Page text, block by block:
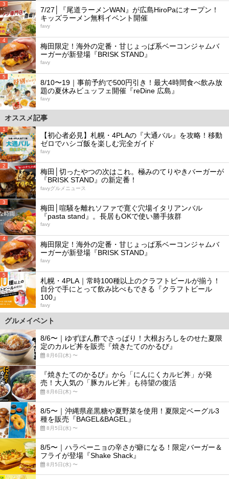
3
7/27│『尾道ラーメンWAN』が広島HiroPaにオープン！
キッズラーメン無料イベント開催
favy
4
梅田限定！海外の定番・甘じょっぱ系ベーコンジャムバ
ーガーが新登場『BRISK STAND』
favy
5
8/10〜19｜事前予約で500円引き！最大4時間食べ飲み放
題の夏休みビュッフェ開催『reDine 広島』
favy
オススメ記事
1
【初心者必見】札幌・4PLAの『大通バル』を攻略！移動
ゼロでハシゴ飯を楽しむ完全ガイド
favy
2
梅田│切ったやつの次はこれ。極みのてりやきバーガーが
『BRISK STAND』の新定番！
favyグルメニュース
3
梅田│喧騒を離れソファで寛ぐ穴場イタリアンバル
『pasta stand』。長居もOKで使い勝手抜群
favy
4
梅田限定！海外の定番・甘じょっぱ系ベーコンジャムバ
ーガーが新登場『BRISK STAND』
favy
5
札幌・4PLA｜常時100種以上のクラフトビールが揃う！
自分で手にとって飲み比べもできる『クラフトビール
100』
favy
グルメイベント
8/6〜｜ゆずぽん酢でさっぱり！大根おろしをのせた夏限
定のカルビ丼を販売『焼きたてのかるび』
8月6日(木) 〜
『焼きたてのかるび』から「にんにくカルビ丼」が発
売！大人気の「豚カルビ丼」も待望の復活
8月6日(木) 〜
8/5〜｜沖縄県産黒糖や夏野菜を使用！夏限定ベーグル3
種を販売『BAGEL&BAGEL』
8月5日(水) 〜
8/5〜｜ハラペーニョの辛さが癖になる！限定バーガー＆
フライが登場『Shake Shack』
8月5日(水) 〜